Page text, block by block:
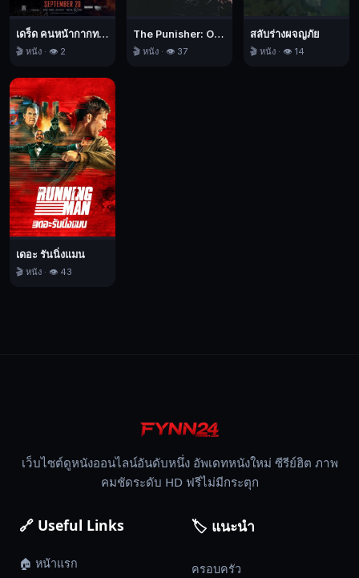
เดร็ด คนหน้ากากทมิฬ
🎬 หนัง · 👁️ 2
The Punisher: One Last Kill เดอะ พันนิชเชอร์: ฆ่าทิ้งทวน
🎬 หนัง · 👁️ 37
สลับร่างผจญภัย
🎬 หนัง · 👁️ 14
เดอะ รันนิ่งแมน
🎬 หนัง · 👁️ 43
เว็บไซต์ดูหนังออนไลน์อันดับหนึ่ง อัพเดทหนังใหม่ ซีรีย์ฮิต ภาพ
คมชัดระดับ HD ฟรีไม่มีกระตุก
🔗 Useful Links
🏠 หน้าแรก
🏷️ แนะนำ
ครอบครัว